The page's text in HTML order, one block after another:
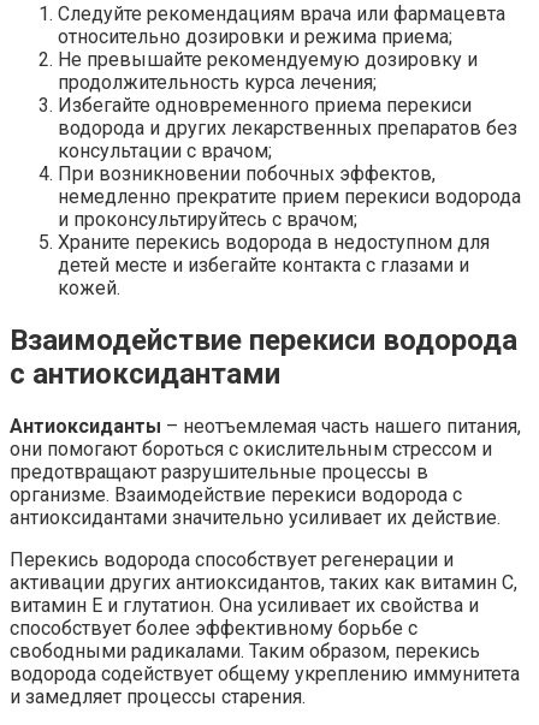
Следуйте рекомендациям врача или фармацевта
относительно дозировки и режима приема;
Не превышайте рекомендуемую дозировку и
продолжительность курса лечения;
Избегайте одновременного приема перекиси
водорода и других лекарственных препаратов без
консультации с врачом;
При возникновении побочных эффектов,
немедленно прекратите прием перекиси водорода
и проконсультируйтесь с врачом;
Храните перекись водорода в недоступном для
детей месте и избегайте контакта с глазами и
кожей.
Взаимодействие перекиси водорода
с антиоксидантами
Антиоксиданты – неотъемлемая часть нашего питания,
они помогают бороться с окислительным стрессом и
предотвращают разрушительные процессы в
организме. Взаимодействие перекиси водорода с
антиоксидантами значительно усиливает их действие.
Перекись водорода способствует регенерации и
активации других антиоксидантов, таких как витамин С,
витамин E и глутатион. Она усиливает их свойства и
способствует более эффективному борьбе с
свободными радикалами. Таким образом, перекись
водорода содействует общему укреплению иммунитета
и замедляет процессы старения.